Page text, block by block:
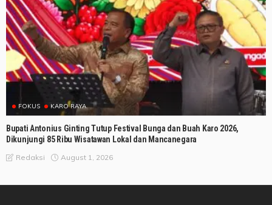
FOKUS KARO RAYA
Bupati Antonius Ginting Tutup Festival Bunga dan Buah Karo 2026,
Dikunjungi 85 Ribu Wisatawan Lokal dan Mancanegara
Redaksi August 1, 2026